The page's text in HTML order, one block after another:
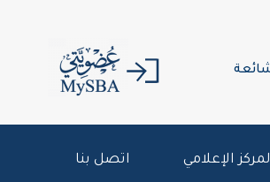
الإعلامي اتصل بنا